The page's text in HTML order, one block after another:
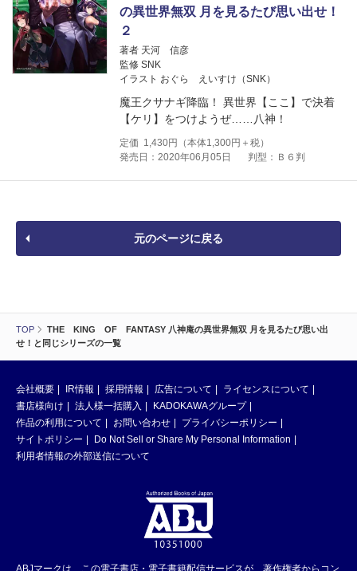
TOP
THE KING OF FANTASY 八神庵の異世界無双 月を見るたび思い出
せ！と同じシリーズの一覧
の異世界無双 月を見るたび思い出せ！
２
著者 天河 信彦
監修 SNK
イラスト おぐら えいすけ（SNK）
魔王クサナギ降臨！ 異世界【ここ】で決着
【ケリ】をつけようぜ……八神！
定価 1,430円（本体1,300円＋税）
発売日：2020年06月05日
判型：Ｂ６判
元のページに戻る
会社概要 IR情報 採用情報 広告について
ライセンスについて
書店様向け
法人様一括購入
KADOKAWAグループ
作品の利用について
お問い合わせ
プライバシーポリシー
サイトポリシー
Do Not Sell or Share My Personal Information
利用者情報の外部送信について